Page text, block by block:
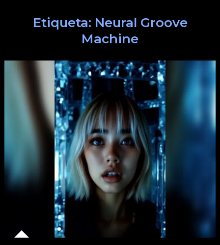
Etiqueta: Neural Groove
Machine